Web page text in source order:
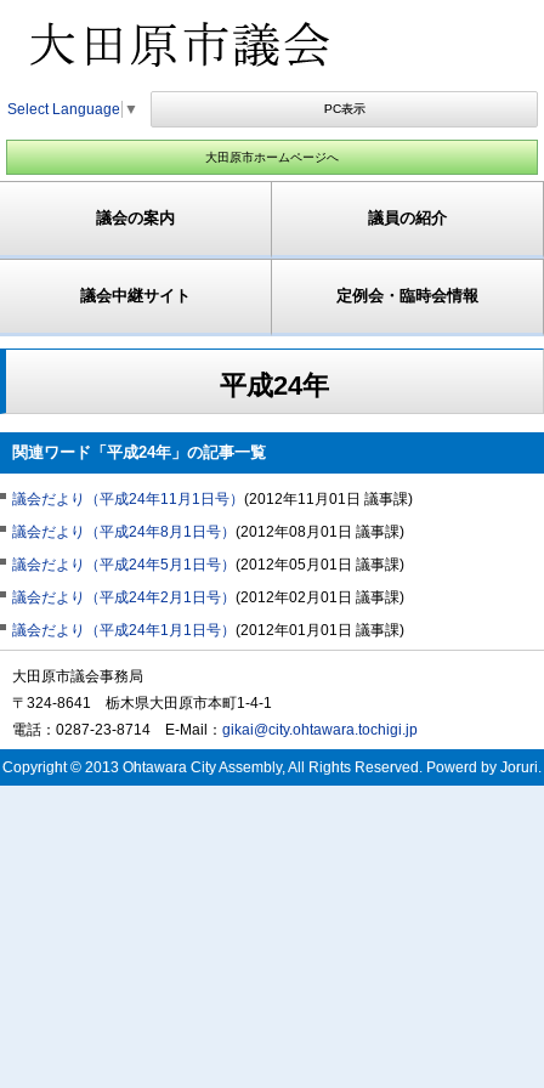
Select Language ▼ PC表示
大田原市ホームページへ
議会の案内 議員の紹介
議会中継サイト 定例会・臨時会情報
平成24年
関連ワード「平成24年」の記事一覧
議会だより（平成24年11月1日号） (2012年11月01日 議事課)
議会だより（平成24年8月1日号） (2012年08月01日 議事課)
議会だより（平成24年5月1日号） (2012年05月01日 議事課)
議会だより（平成24年2月1日号） (2012年02月01日 議事課)
議会だより（平成24年1月1日号） (2012年01月01日 議事課)
大田原市議会事務局
〒324-8641 栃木県大田原市本町1-4-1
電話：0287-23-8714 E-Mail： gikai@city.ohtawara.tochigi.jp
Copyright © 2013 Ohtawara City Assembly, All Rights Reserved. Powerd by Joruri.